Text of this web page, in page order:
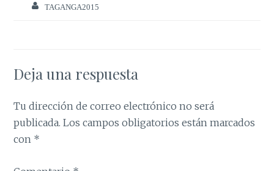
TAGANGA2015
Deja una respuesta
Tu dirección de correo electrónico no será
publicada. Los campos obligatorios están marcados
con *